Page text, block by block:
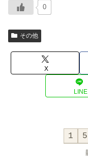
0
その他
X
LINE
1 5